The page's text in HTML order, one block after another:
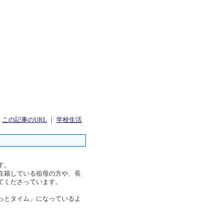
この記事のURL 学校生活
籍している祖母の方や、長
ださっています。
とタイム」になっているよ